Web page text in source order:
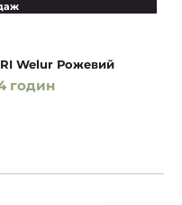
Welur Рожевий
годин